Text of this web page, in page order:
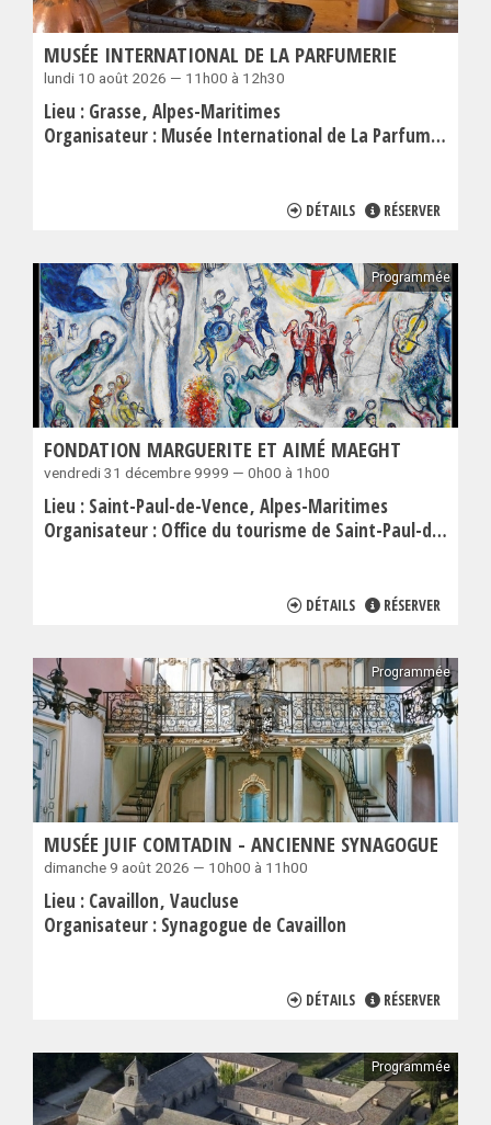
MUSÉE INTERNATIONAL DE LA PARFUMERIE
lundi 10 août 2026 — 11h00 à 12h30
Lieu : Grasse Alpes-Maritimes
Organisateur : Musée International de La Parfumerie
DÉTAILS RÉSERVER
Programmée
FONDATION MARGUERITE ET AIMÉ MAEGHT
vendredi 31 décembre 9999 — 0h00 à 1h00
Lieu : Saint-Paul-de-Vence Alpes-Maritimes
Organisateur : Office du tourisme de Saint-Paul-de-Vence
DÉTAILS RÉSERVER
Programmée
MUSÉE JUIF COMTADIN - ANCIENNE SYNAGOGUE
dimanche 9 août 2026 — 10h00 à 11h00
Lieu : Cavaillon Vaucluse
Organisateur : Synagogue de Cavaillon
DÉTAILS RÉSERVER
Programmée